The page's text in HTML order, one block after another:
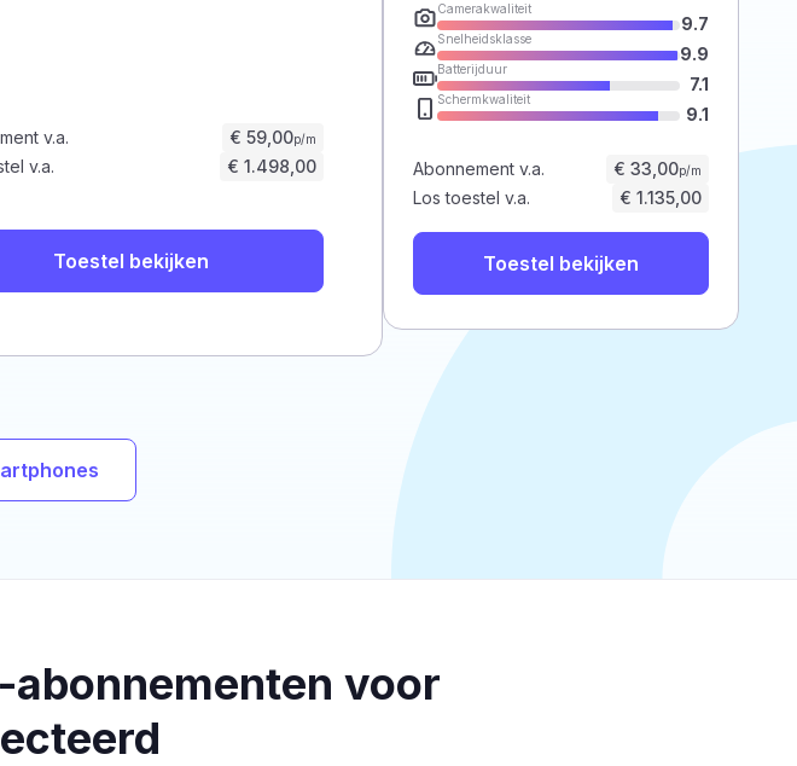
v.a. € 59,00p/m
v.a. € 1.498,00
Toestel bekijken
Camerakwaliteit
9.7
Snelheidsklasse
9.9
Batterijduur
7.1
Schermkwaliteit
9.1
Abonnement v.a. € 33,00p/m
Los toestel v.a. € 1.135,00
Toestel bekijken
voor